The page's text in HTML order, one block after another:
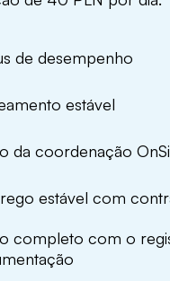
de desempenho
estável
da coordenação
estável com
completo com o